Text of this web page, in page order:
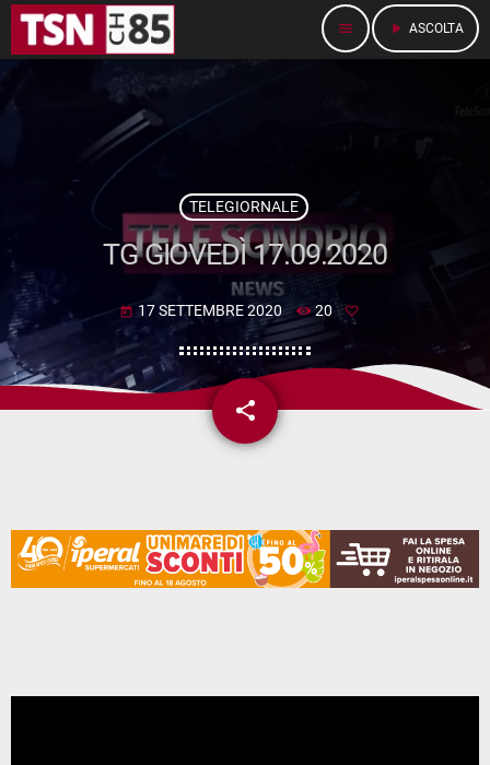
menu play_arrow ASCOLTA
TELEGIORNALE
TG GIOVEDÌ 17.09.2020
today 17 SETTEMBRE 2020 20
share
email